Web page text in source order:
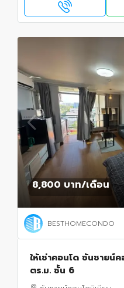
8,800 บาท/เดือน
BESTHOMECONDO
ให้เช่าคอนโด ซันชายน์
ตร.ม. ชั้น 6